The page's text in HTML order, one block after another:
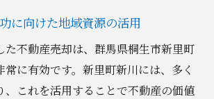
に向けた地域資源の活用
た不動産売却は、群馬県桐生市新里町
に有効です。新里町新川には、多く
、これを活用することで不動産の価値